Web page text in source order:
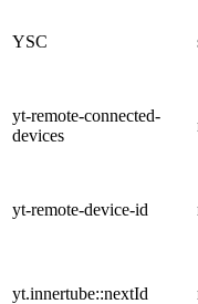
YSC
yt-remote-connected-
devices
yt-remote-device-id
yt.innertube::nextId